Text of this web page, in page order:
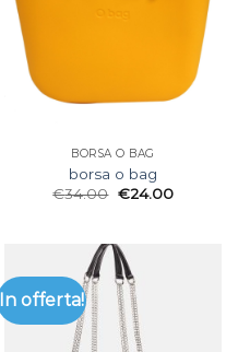
BORSA O BAG
borsa o bag
€34.00 €24.00
In offerta!